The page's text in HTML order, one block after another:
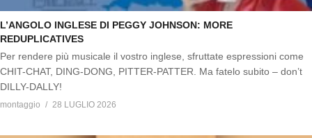
L’ANGOLO INGLESE DI PEGGY JOHNSON: MORE
REDUPLICATIVES
Per rendere più musicale il vostro inglese, sfruttate espressioni come
CHIT-CHAT, DING-DONG, PITTER-PATTER. Ma fatelo subito – don’t
DILLY-DALLY!
montaggio 28 LUGLIO 2026